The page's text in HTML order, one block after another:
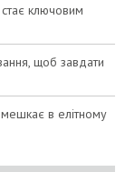
ключовим
щоб завдати
в елітному